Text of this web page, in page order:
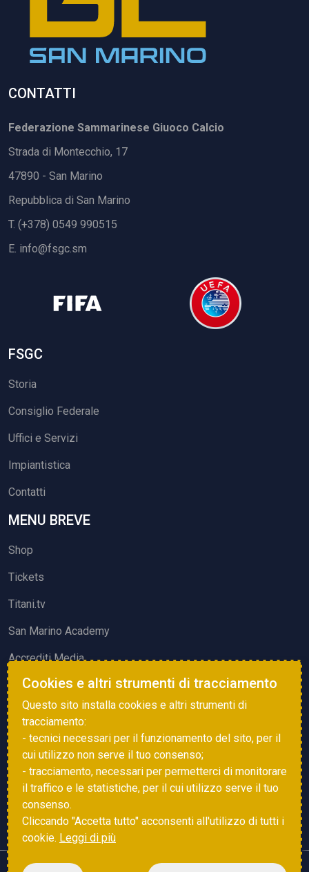
CONTATTI
Federazione Sammarinese Giuoco Calcio
Strada di Montecchio, 17
47890 - San Marino
Repubblica di San Marino
T. (+378) 0549 990515
E. info@fsgc.sm
FSGC
Storia
Consiglio Federale
Uffici e Servizi
Impiantistica
Contatti
MENU BREVE
Shop
Tickets
Titani.tv
San Marino Academy
Accrediti Media
ATTIVITÀ ED EVENTI
Squadre di Calcio
Associazione Sammarinese Arbitri
Vota gol e parata
Copyright © 2025 FSGC. Tutti i diritti riservati
Cookies e altri strumenti di tracciamento
Questo sito installa cookies e altri strumenti di
tracciamento:
- tecnici necessari per il funzionamento del sito, per il
cui utilizzo non serve il tuo consenso;
- tracciamento, necessari per permetterci di monitorare
il traffico e le statistiche, per il cui utilizzo serve il tuo
consenso.
Cliccando "Accetta tutto" acconsenti all'utilizzo di tutti i
cookie. Leggi di più